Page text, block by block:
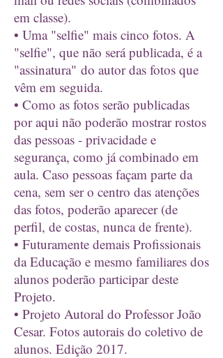
em classe).
• Uma "selfie" mais cinco fotos. A
"selfie", que não será publicada, é a
"assinatura" do autor das fotos que
vêm em seguida.
• Como as fotos serão publicadas
por aqui não poderão mostrar rostos
das pessoas - privacidade e
segurança, como já combinado em
aula. Caso pessoas façam parte da
cena, sem ser o centro das atenções
das fotos, poderão aparecer (de
perfil, de costas, nunca de frente).
• Futuramente demais Profissionais
da Educação e mesmo familiares dos
alunos poderão participar deste
Projeto.
• Projeto Autoral do Professor João
Cesar. Fotos autorais do coletivo de
alunos. Edição 2017.